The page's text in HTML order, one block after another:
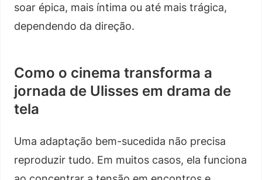
soar épica, mais íntima ou até mais trágica,
dependendo da direção.
Como o cinema transforma a
jornada de Ulisses em drama de
tela
Uma adaptação bem-sucedida não precisa
reproduzir tudo. Em muitos casos, ela funciona